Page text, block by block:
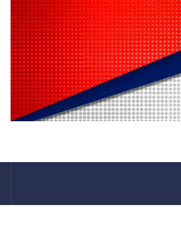
Saltar
contenido